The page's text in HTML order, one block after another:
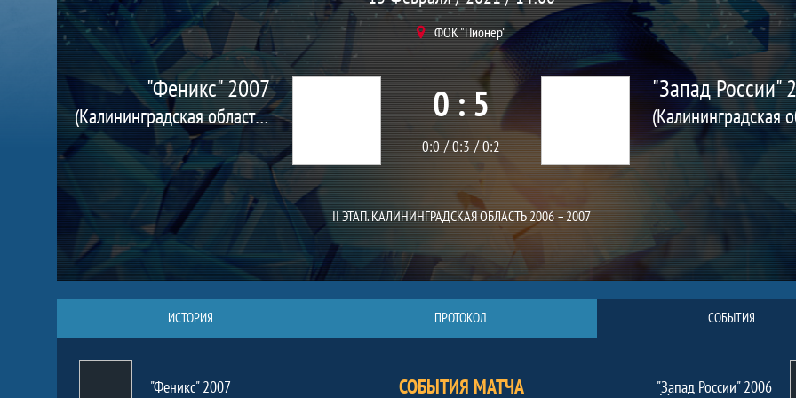
ФОК "Пионер"
"Феникс" 2007
(Калининградская область, г. Калининград) 0 : 5
0:0 0:3 0:2
"Запад России"
II ЭТАП. КАЛИНИНГРАДСКАЯ ОБЛАСТЬ 2006 – 2007
ИСТОРИЯ ПРОТОКОЛ СОБЫТИЯ
"Феникс" 2007 СОБЫТИЯ МАТЧА "Запад России" 2006